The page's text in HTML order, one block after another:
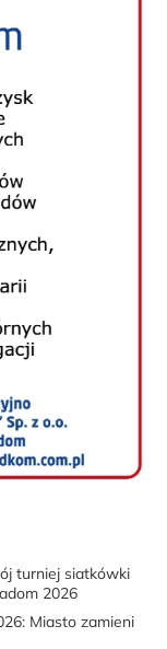
turniej siatkówki
2026
Miasto zamieni